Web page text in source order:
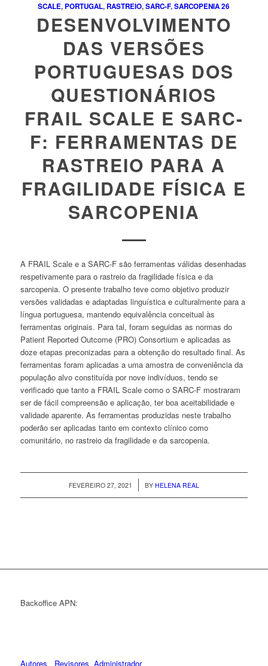
SCALE,PORTUGAL, RASTREIO,SARC-F,SARCOPENIA 26
DESENVOLVIMENTO
DAS VERSÕES
PORTUGUESAS DOS
QUESTIONÁRIOS
FRAIL SCALE E SARC-
F: FERRAMENTAS DE
RASTREIO PARA A
FRAGILIDADE FÍSICA E
SARCOPENIA
A FRAIL Scale e a SARC-F são ferramentas válidas desenhadas
respetivamente para o rastreio da fragilidade física e da
sarcopenia. O presente trabalho teve como objetivo produzir
versões validadas e adaptadas linguística e culturalmente para a
língua portuguesa, mantendo equivalência conceitual às
ferramentas originais. Para tal, foram seguidas as normas do
Patient Reported Outcome(PRO) Consortium e aplicadas as
doze etapas preconizadas para a obtenção do resultado final. As
ferramentas foram aplicadas a uma amostra de conveniência da
população alvo constituída por nove indivíduos, tendo se
verificado que tanto a FRAIL Scalecomo o SARC-Fmostraram
ser de fácil compreensão e aplicação, ter boa aceitabilidade e
validade aparente. As ferramentas produzidas neste trabalho
poderão ser aplicadas tanto em contexto clínico como
comunitário, no rastreio da fragilidade e da sarcopenia.
FEVEREIRO 27, 2021
/ BY HELENA REAL
Backoffice APN:
Autores Revisores Administrador